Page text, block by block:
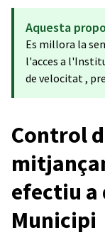
Aquesta
Es millora la
l'acces a
de velocitat ,
Control
efectiu
Municipi